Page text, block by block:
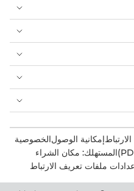
إمكانية الوصولالخصوصية
المستهلك: مكان الشراء
ملفات تعريف الارتباط